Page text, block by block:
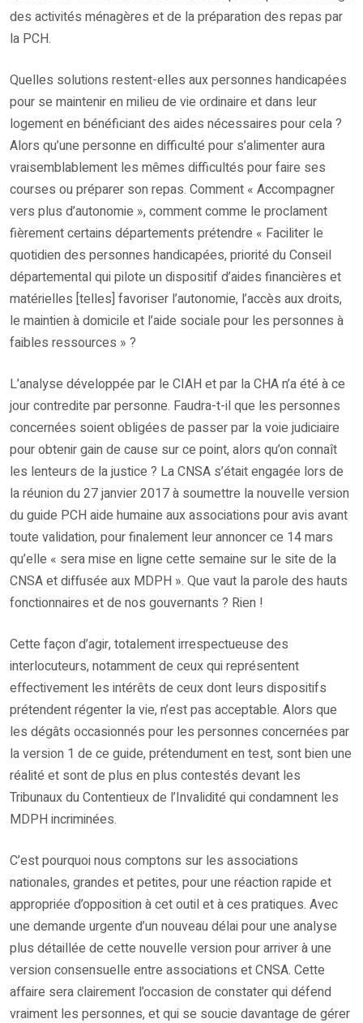
des activités ménagères et de la préparation des repas par
la PCH.
Quelles solutions restent-elles aux personnes handicapées
pour se maintenir en milieu de vie ordinaire et dans leur
logement en bénéficiant des aides nécessaires pour cela ?
Alors qu’une personne en difficulté pour s’alimenter aura
vraisemblablement les mêmes difficultés pour faire ses
courses ou préparer son repas. Comment « Accompagner
vers plus d’autonomie », comment comme le proclament
fièrement certains départements prétendre « Faciliter le
quotidien des personnes handicapées, priorité du Conseil
départemental qui pilote un dispositif d’aides financières et
matérielles [telles] favoriser l’autonomie, l’accès aux droits,
le maintien à domicile et l’aide sociale pour les personnes à
faibles ressources » ?
L’analyse développée par le CIAH et par la CHA n’a été à ce
jour contredite par personne. Faudra-t-il que les personnes
concernées soient obligées de passer par la voie judiciaire
pour obtenir gain de cause sur ce point, alors qu’on connaît
les lenteurs de la justice ? La CNSA s’était engagée lors de
la réunion du 27 janvier 2017 à soumettre la nouvelle version
du guide PCH aide humaine aux associations pour avis avant
toute validation, pour finalement leur annoncer ce 14 mars
qu’elle « sera mise en ligne cette semaine sur le site de la
CNSA et diffusée aux MDPH ». Que vaut la parole des hauts
fonctionnaires et de nos gouvernants ? Rien !
Cette façon d’agir, totalement irrespectueuse des
interlocuteurs, notamment de ceux qui représentent
effectivement les intérêts de ceux dont leurs dispositifs
prétendent régenter la vie, n’est pas acceptable. Alors que
les dégâts occasionnés pour les personnes concernées par
la version 1 de ce guide, prétendument en test, sont bien une
réalité et sont de plus en plus contestés devant les
Tribunaux du Contentieux de l’Invalidité qui condamnent les
MDPH incriminées.
C’est pourquoi nous comptons sur les associations
nationales, grandes et petites, pour une réaction rapide et
appropriée d’opposition à cet outil et à ces pratiques. Avec
une demande urgente d’un nouveau délai pour une analyse
plus détaillée de cette nouvelle version pour arriver à une
version consensuelle entre associations et CNSA. Cette
affaire sera clairement l’occasion de constater qui défend
vraiment les personnes, et qui se soucie davantage de gérer